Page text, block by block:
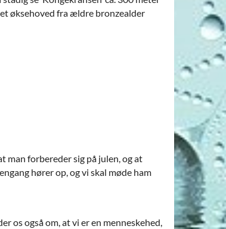
øksehoved fra ældre bronzealder
man forbereder sig på julen, og at
hører op, og vi skal møde ham
os også om, at vi er en menneskehed,